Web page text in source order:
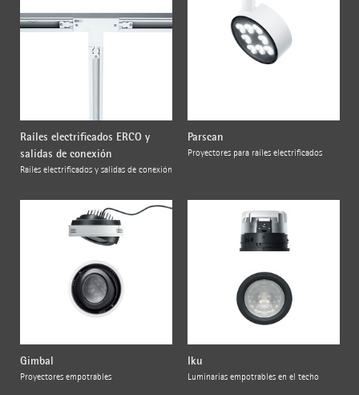
Raíles electrificados ERCO y
salidas de conexión
Raíles electrificados y salidas de conexión
Parscan
Proyectores para raíles electrificados
Gimbal
Proyectores empotrables
Iku
Luminarias empotrables en el techo